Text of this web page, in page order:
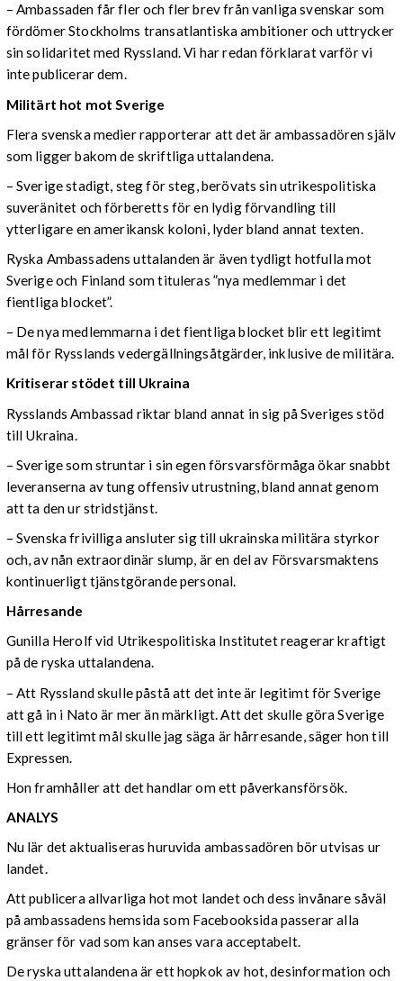
– Ambassaden får fler och fler brev från vanliga svenskar som
fördömer Stockholms transatlantiska ambitioner och uttrycker
sin solidaritet med Ryssland. Vi har redan förklarat varför vi
inte publicerar dem.
Militärt hot mot Sverige
Flera svenska medier rapporterar att det är ambassadören själv
som ligger bakom de skriftliga uttalandena.
– Sverige stadigt, steg för steg, berövats sin utrikespolitiska
suveränitet och förberetts för en lydig förvandling till
ytterligare en amerikansk koloni, lyder bland annat texten.
Ryska Ambassadens uttalanden är även tydligt hotfulla mot
Sverige och Finland som tituleras ”nya medlemmar i det
fientliga blocket”.
– De nya medlemmarna i det fientliga blocket blir ett legitimt
mål för Rysslands vedergällningsåtgärder, inklusive de militära.
Kritiserar stödet till Ukraina
Rysslands Ambassad riktar bland annat in sig på Sveriges stöd
till Ukraina.
– Sverige som struntar i sin egen försvarsförmåga ökar snabbt
leveranserna av tung offensiv utrustning, bland annat genom
att ta den ur stridstjänst.
– Svenska frivilliga ansluter sig till ukrainska militära styrkor
och, av nån extraordinär slump, är en del av Försvarsmaktens
kontinuerligt tjänstgörande personal.
Hårresande
Gunilla Herolf vid Utrikespolitiska Institutet reagerar kraftigt
på de ryska uttalandena.
– Att Ryssland skulle påstå att det inte är legitimt för Sverige
att gå in i Nato är mer än märkligt. Att det skulle göra Sverige
till ett legitimt mål skulle jag säga är hårresande, säger hon till
Expressen.
Hon framhåller att det handlar om ett påverkansförsök.
ANALYS
Nu lär det aktualiseras huruvida ambassadören bör utvisas ur
landet.
Att publicera allvarliga hot mot landet och dess invånare såväl
på ambassadens hemsida som Facebooksida passerar alla
gränser för vad som kan anses vara acceptabelt.
De ryska uttalandena är ett hopkok av hot, desinformation och